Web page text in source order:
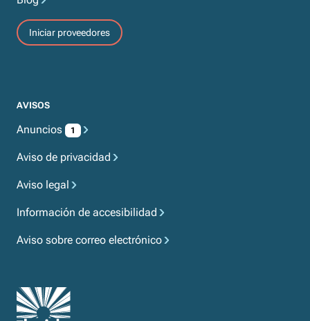
Iniciar proveedores
AVISOS
Anuncios 1
Aviso de privacidad
Aviso legal
Información de accesibilidad
Aviso sobre correo electrónico
Recursos